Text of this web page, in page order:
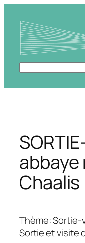
contenu
Rechercher
abbaye
Chaalis
Thème:
Sortie et visite